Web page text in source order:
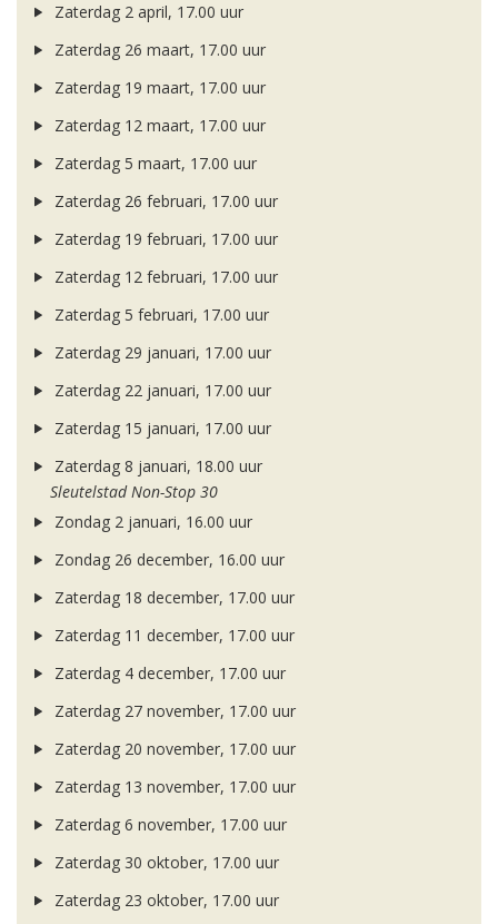
Zaterdag 2 april, 17.00 uur
Zaterdag 26 maart, 17.00 uur
Zaterdag 19 maart, 17.00 uur
Zaterdag 12 maart, 17.00 uur
Zaterdag 5 maart, 17.00 uur
Zaterdag 26 februari, 17.00 uur
Zaterdag 19 februari, 17.00 uur
Zaterdag 12 februari, 17.00 uur
Zaterdag 5 februari, 17.00 uur
Zaterdag 29 januari, 17.00 uur
Zaterdag 22 januari, 17.00 uur
Zaterdag 15 januari, 17.00 uur
Zaterdag 8 januari, 18.00 uur
Sleutelstad Non-Stop 30
Zondag 2 januari, 16.00 uur
Zondag 26 december, 16.00 uur
Zaterdag 18 december, 17.00 uur
Zaterdag 11 december, 17.00 uur
Zaterdag 4 december, 17.00 uur
Zaterdag 27 november, 17.00 uur
Zaterdag 20 november, 17.00 uur
Zaterdag 13 november, 17.00 uur
Zaterdag 6 november, 17.00 uur
Zaterdag 30 oktober, 17.00 uur
Zaterdag 23 oktober, 17.00 uur